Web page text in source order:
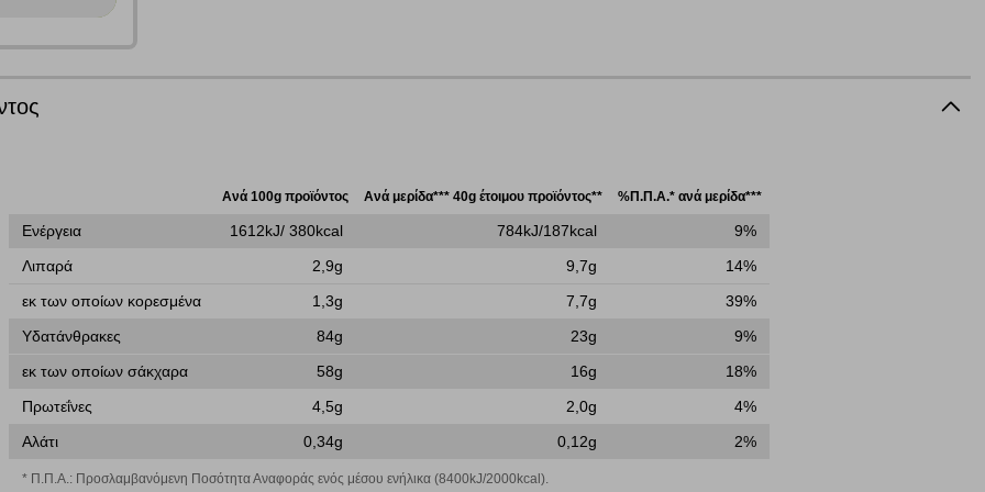
Ανά 100g προϊόντος Ανά μερίδα*** 40g έτοιμου προϊόντος** %Π.Π.Α.* ανά μερίδα***
Ενέργεια 1612kJ/ 380kcal 784kJ/187kcal
9%
Λιπαρά
2,9g 9,7g
14%
εκ των οποίων κορεσμένα
1,3g 7,7g
39%
Υδατάνθρακες
84g 23g
9%
εκ των οποίων σάκχαρα
58g 16g
18%
Πρωτεΐνες
4,5g 2,0g
4%
Αλάτι
0,34g 0,12g 2%
* Π.Π.Α.: Προσλαμβανόμενη Ποσότητα Αναφοράς ενός μέσου ενήλικα (8400kJ/2000kcal).
Γράψτε τα προϊόντα που επιθυμείτε, με κόμμα ανάμεσά τους, και κάντε
αυτόματα δεδομένα σύνδεσης και πληροφορίες σχετικές με την περιήγησή σας, οι οποίες είναι μη εξατομικευμένες και σπάνια
την ταυτότητά σας. Τα cookies είναι μικρά αρχεία κειμένου τα οποία, μέσω του προγράμματος περιήγησης εγκαθίστανται στον
λειτουργία του ιστότοπου είναι η μόνη ενεργοποιημένη. Έχετε τη δυνατότητα να επιλέξετε τις λοιπές κατηγορίες κάνοντας κλικ στο
θα πρέπει να γνωρίζετε ότι αποκλεισμός ορισμένων κατηγοριών αρχείων cookies, μπορεί να επηρεάσει την εμπειρία της περιήγησής
λειτουργιών και εξατομίκευσης, όπως π.χ. ζωντανή συνομιλία. Μπορούν να ορισθούν από εμάς ή /και από τρίτους παρόχους, των
αποδοχή αυτής της κατηγορίας cookies, ορισμένες ή όλες από αυτές τις λειτουργίες ενδέχεται να μην λειτουργούν σωστά.